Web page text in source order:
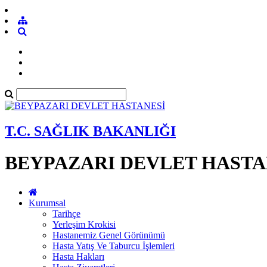
T.C. SAĞLIK BAKANLIĞI
BEYPAZARI DEVLET
Kurumsal
Tarihçe
Yerleşim Krokisi
Hastanemiz Genel Görünümü
Hasta Yatış Ve Taburcu İşlemleri
Hasta Hakları